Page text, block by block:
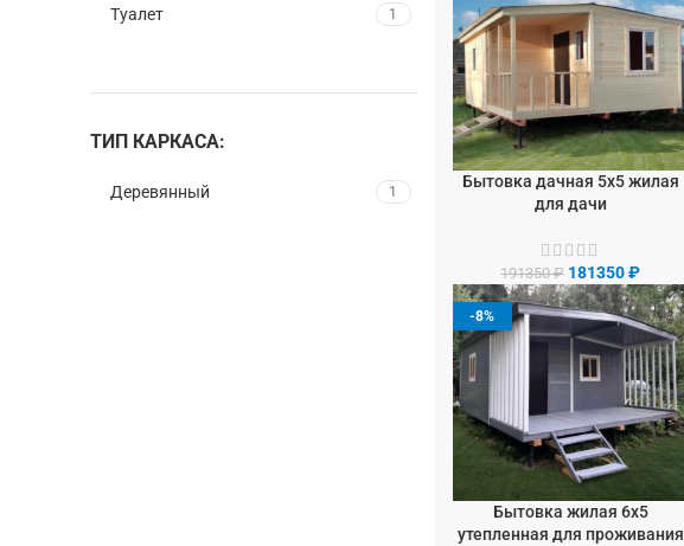
Туалет 1
ТИП КАРКАСА:
Деревянный 1
В КОРЗИНУ
Бытовка дачная 5х5 жилая
для дачи
191350₽ 181350₽
-8%
В КОРЗИНУ
Бытовка жилая 6х5
утепленная для проживания